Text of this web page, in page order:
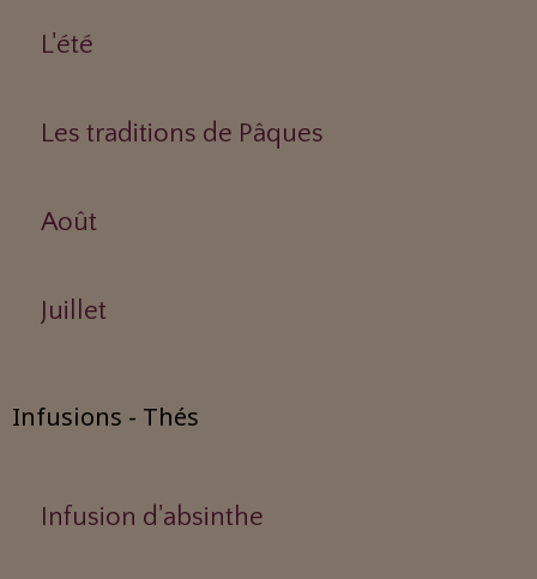
L'été
Les traditions de Pâques
Août
Juillet
Infusions - Thés
Infusion d'absinthe